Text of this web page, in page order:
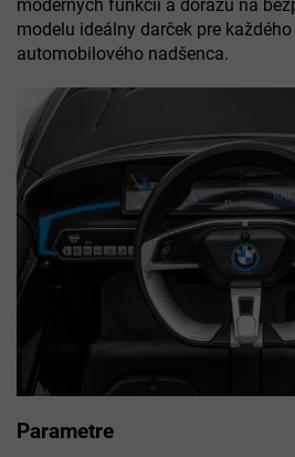
moderných funkcií a dôrazu na
modelu ideálny darček pre
automobilového nadšenca.
Parametre